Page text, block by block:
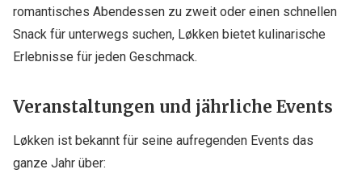
romantisches Abendessen zu zweit oder einen schnellen
Snack für unterwegs suchen, Løkken bietet kulinarische
Erlebnisse für jeden Geschmack.
Veranstaltungen und jährliche Events
Løkken ist bekannt für seine aufregenden Events das
ganze Jahr über: